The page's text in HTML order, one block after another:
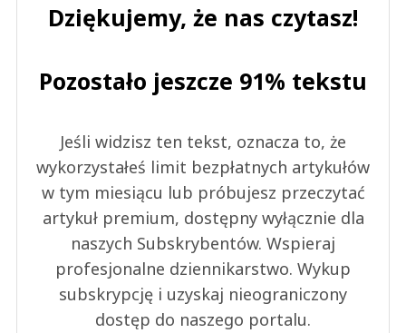
Dziękujemy, że nas czytasz!
Pozostało jeszcze 91% tekstu
Jeśli widzisz ten tekst, oznacza to, że
wykorzystałeś limit bezpłatnych artykułów
w tym miesiącu lub próbujesz przeczytać
artykuł premium, dostępny wyłącznie dla
naszych Subskrybentów. Wspieraj
profesjonalne dziennikarstwo. Wykup
subskrypcję i uzyskaj nieograniczony
dostęp do naszego portalu.